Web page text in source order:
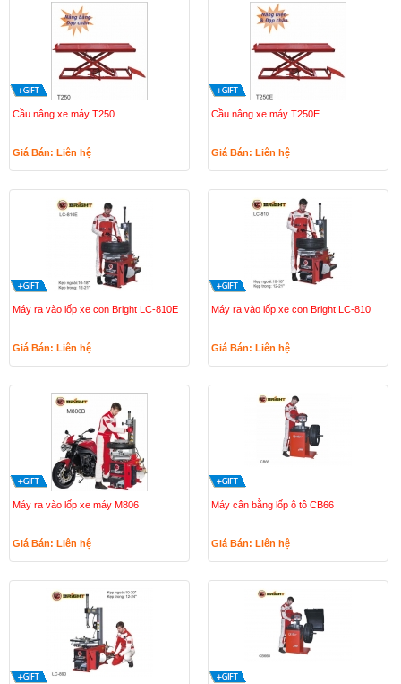
Cầu nâng xe máy T250
Giá Bán: Liên hệ
Cầu nâng xe máy T250E
Giá Bán: Liên hệ
Máy ra vào lốp xe con Bright LC-810E
Giá Bán: Liên hệ
Máy ra vào lốp xe con Bright LC-810
Giá Bán: Liên hệ
Máy ra vào lốp xe máy M806
Giá Bán: Liên hệ
Máy cân bằng lốp ô tô CB66
Giá Bán: Liên hệ